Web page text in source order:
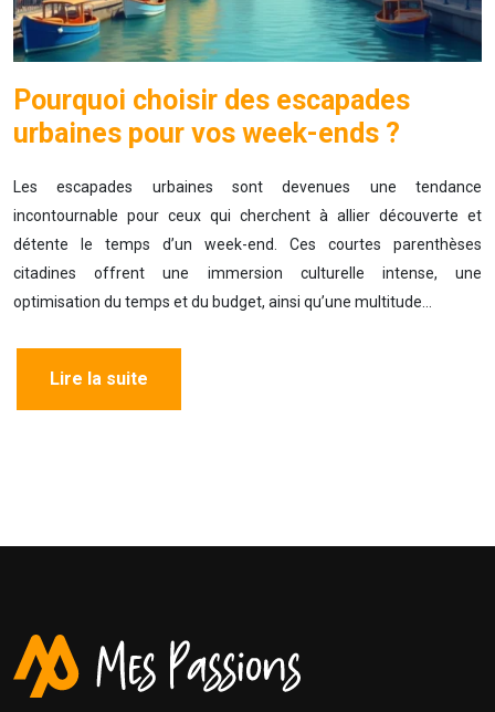
Pourquoi choisir des escapades
urbaines pour vos week-ends ?
Les escapades urbaines sont devenues une tendance
incontournable pour ceux qui cherchent à allier découverte et
détente le temps d’un week-end. Ces courtes parenthèses
citadines offrent une immersion culturelle intense, une
optimisation du temps et du budget, ainsi qu’une multitude…
Lire la suite